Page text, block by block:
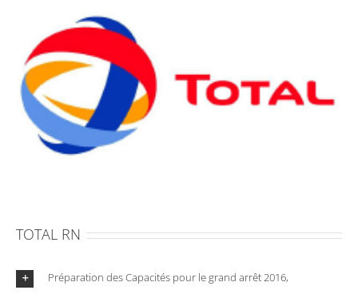
TOTAL RN
Préparation des Capacités pour le grand arrêt 2016,